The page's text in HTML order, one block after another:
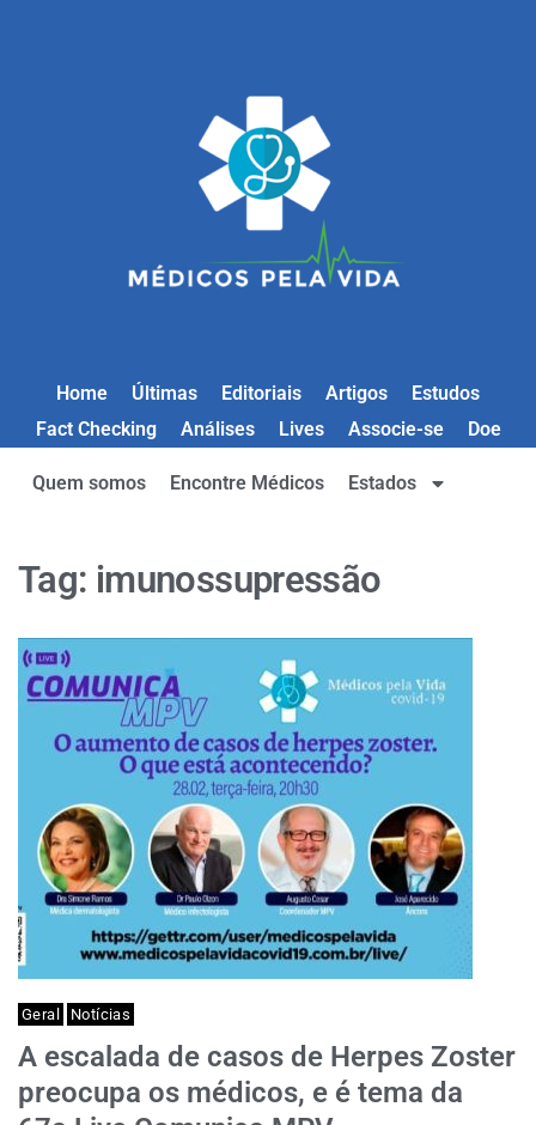
Home Últimas Editoriais Artigos
Estudos
Fact Checking
Análises Lives Associe-se Doe
Quem somos Encontre Médicos Estados
Tag: imunossupressão
Geral Notícias
A escalada de casos de Herpes Zoster
preocupa os médicos, e é tema da